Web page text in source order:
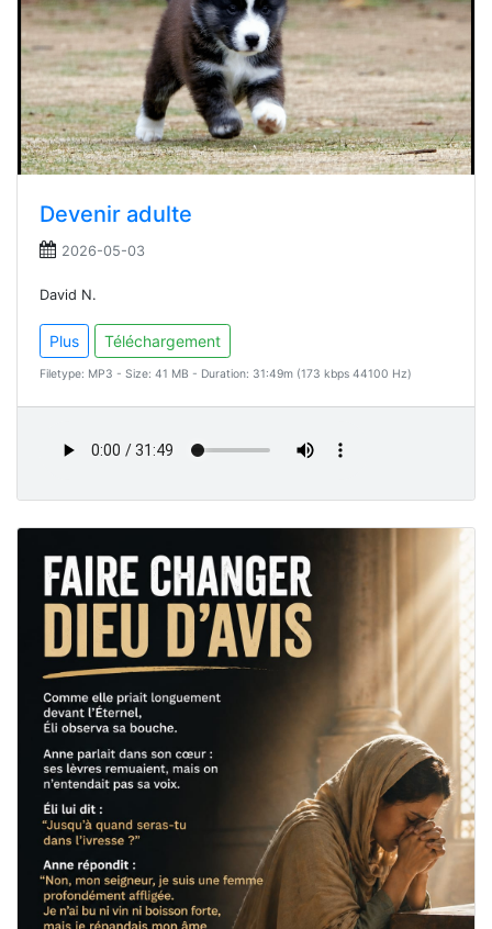
Devenir adulte
2026-05-03
David N.
Plus Téléchargement
Filetype: MP3 - Size: 41 MB - Duration: 31:49m (173 kbps 44100 Hz)